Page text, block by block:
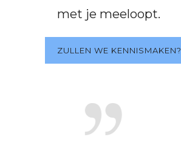
met je meeloopt.
ZULLEN WE KENNISMAKEN?